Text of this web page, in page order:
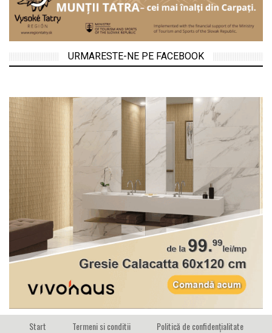
URMARESTE-NE PE FACEBOOK
Start Termeni si conditii
Politică de confidențialitate